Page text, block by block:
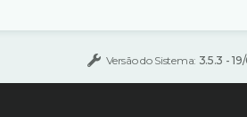
Versão do Sistema: 3.5.3 -